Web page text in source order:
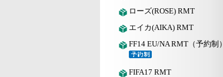
ローズ(ROSE) RMT
エイカ(AIKA) RMT
FF14 EU/NA RMT（予約制）
FIFA17 RMT